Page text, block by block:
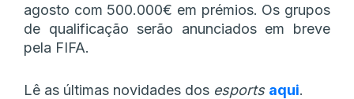
agosto com 500.000€ em prémios. Os grupos
de qualificação serão anunciados em breve
pela FIFA.
Lê as últimas novidades dos esports aqui.